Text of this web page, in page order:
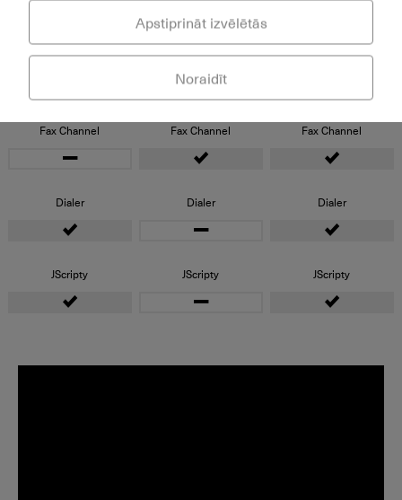
Open Channel
Fax Channel
Dialer
JScripty
Open Channel
Fax Channel
Dialer
JScripty
Open Channel
Fax Channel
Dialer
JScripty
Noraidīt
Apstiprināt izvēlētās